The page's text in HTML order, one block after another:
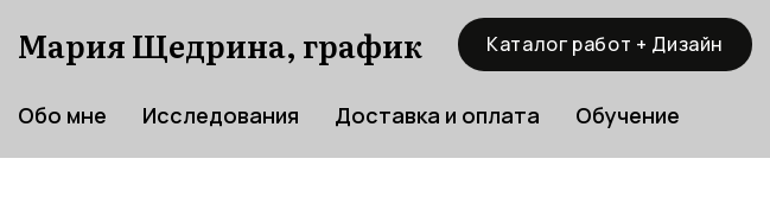
Мария Щедрина, график Каталог работ + Дизайн
Обо мне Исследования Доставка и оплата Обучение